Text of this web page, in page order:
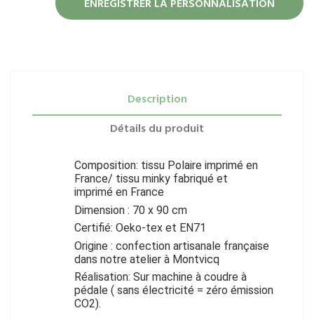
ENREGISTRER LA PERSONNALISATION
Description
Détails du produit
Composition: tissu Polaire imprimé en
France/ tissu minky fabriqué et
imprimé en France
Dimension : 70 x 90 cm
Certifié: Oeko-tex et EN71
Origine : confection artisanale française
dans notre atelier à Montvicq
Réalisation: Sur machine à coudre à
pédale ( sans électricité = zéro émission
CO2).